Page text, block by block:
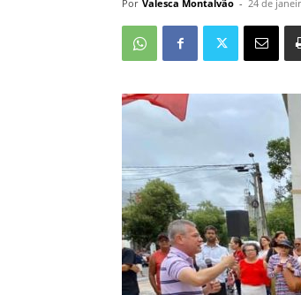
Por Valesca Montalvão - 24 de